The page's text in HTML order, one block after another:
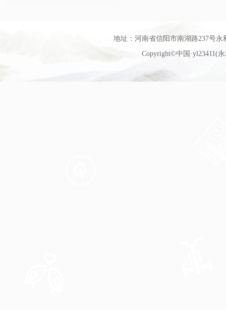
地址：河南省信阳市南湖路237号永
Copyright©中国·yl23411(